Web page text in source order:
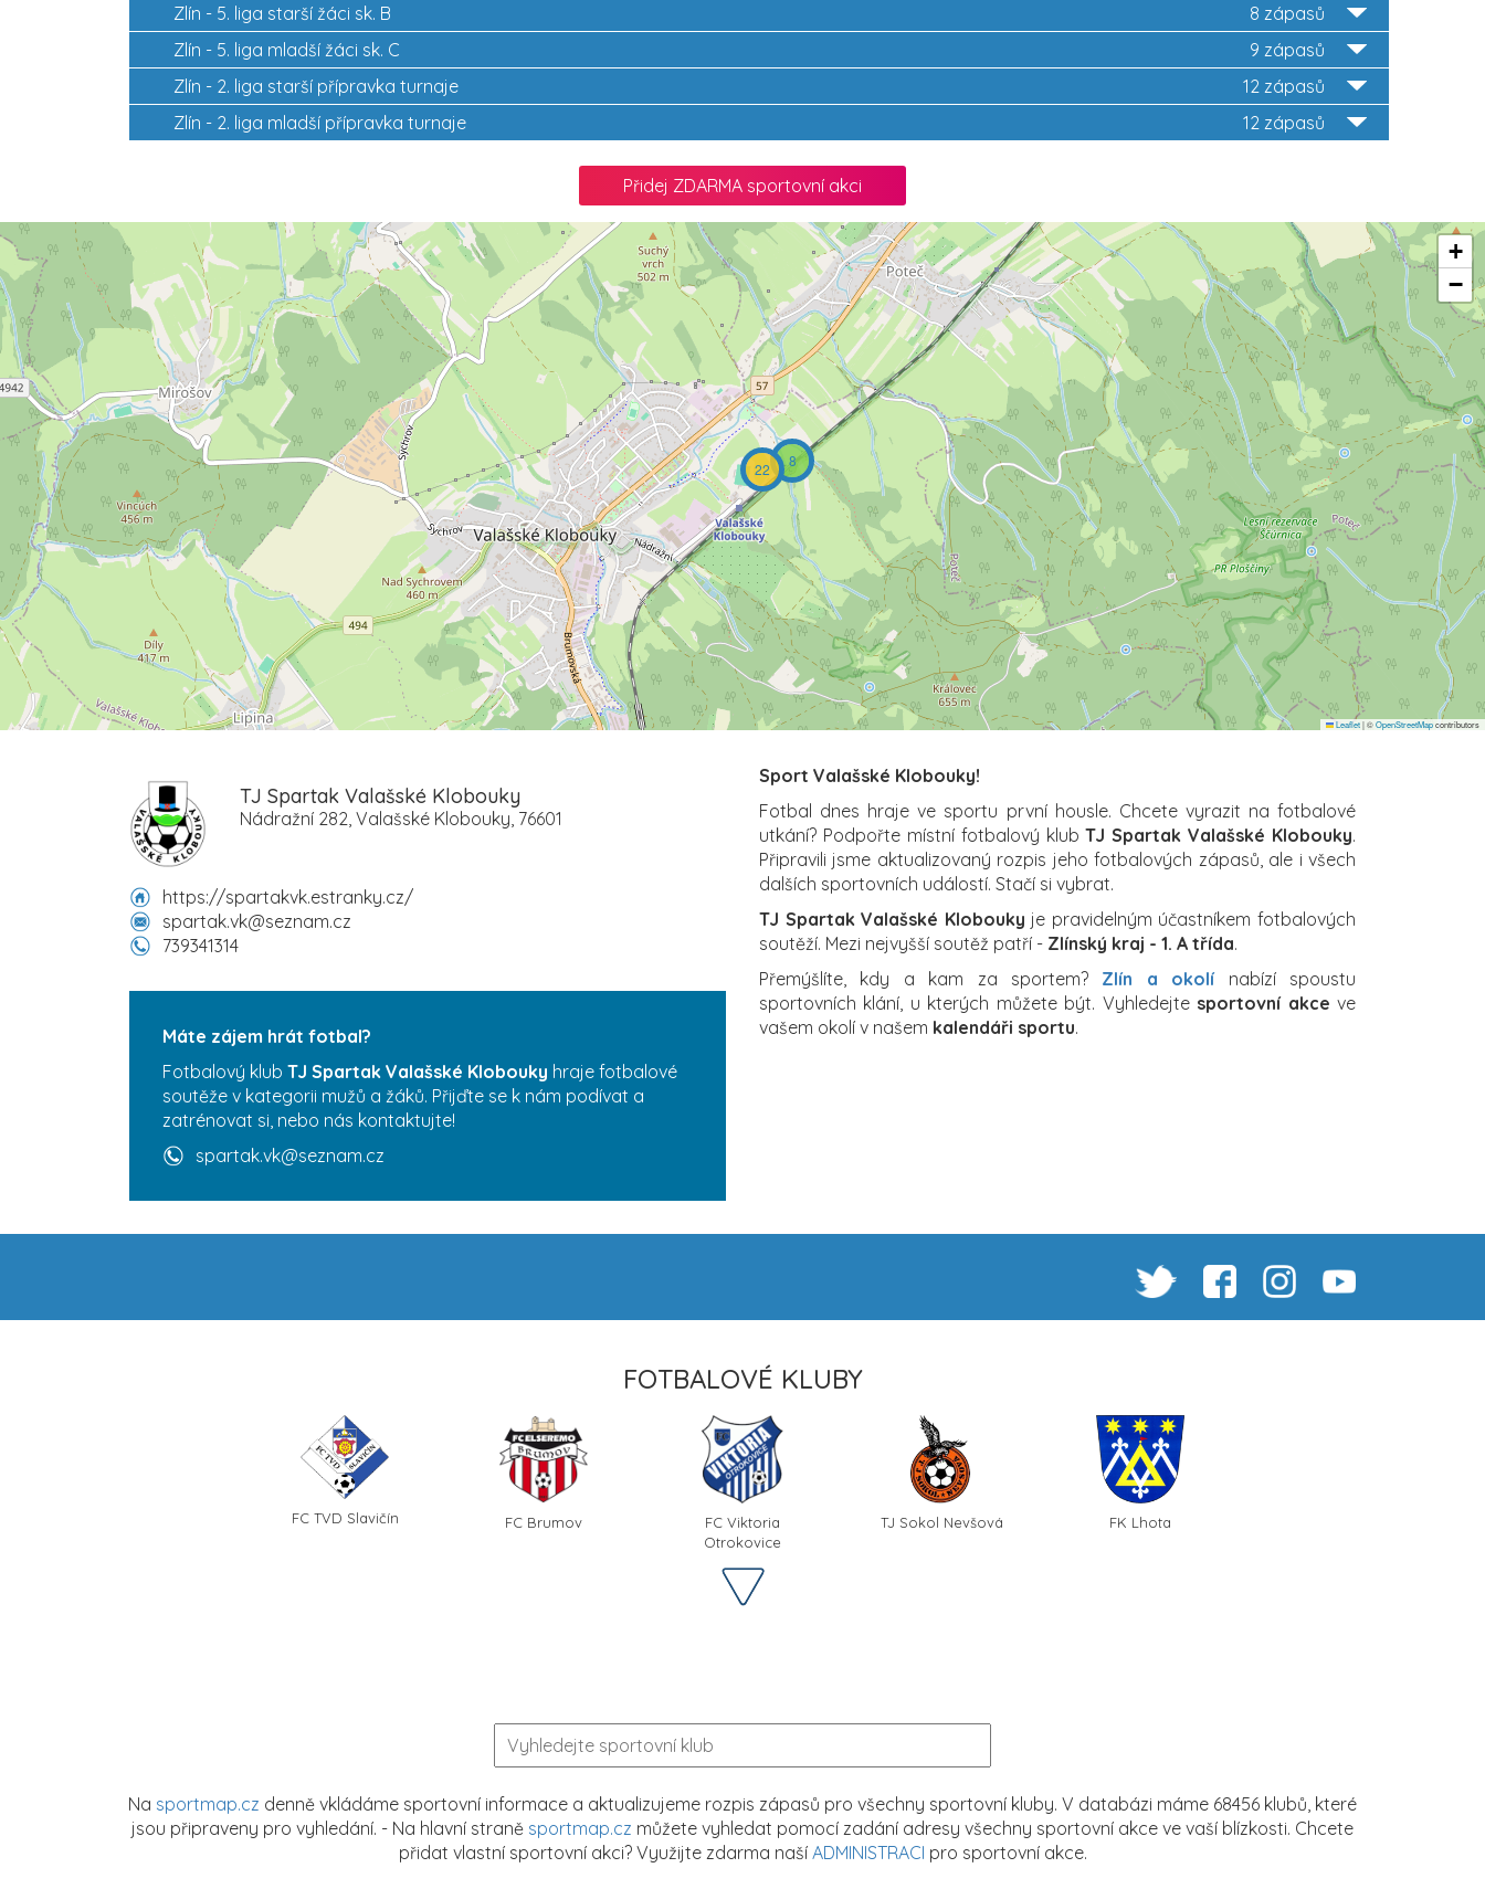
8 zápasů
Zlín - 5. liga starší žáci sk. B
9 zápasů
Zlín - 5. liga mladší žáci sk. C
12 zápasů
Zlín - 2. liga starší přípravka turnaje
12 zápasů
Zlín - 2. liga mladší přípravka turnaje
Přidej ZDARMA sportovní akci
8
22
+
−
Leaflet|©OpenStreetMapcontributors
TJ Spartak Valašské Klobouky
Nádražní 282, Valašské Klobouky, 76601
https://spartakvk.estranky.cz/
spartak.vk@seznam.cz
739341314
Máte zájem hrát fotbal?
Fotbalový klub TJ Spartak Valašské Klobouky hraje fotbalové
soutěže v kategorii mužů a žáků. Přijďte se k nám podívat a
zatrénovat si, nebo nás kontaktujte!
spartak.vk@seznam.cz
Sport Valašské Klobouky!
Fotbal dnes hraje ve sportu první housle. Chcete vyrazit na fotbalové
utkání? Podpořte místní fotbalový klubTJ Spartak Valašské Klobouky.
Připravili jsme aktualizovaný rozpis jeho fotbalových zápasů, ale i všech
dalších sportovních událostí. Stačí si vybrat.
TJ Spartak Valašské Klobouky je pravidelným účastníkem fotbalových
soutěží. Mezi nejvyšší soutěž patří - Zlínský kraj - 1. A třída.
Přemýšlíte, kdy a kam za sportem? Zlín a okolínabízí spoustu
sportovních klání, u kterých můžete být. Vyhledejte sportovní akce ve
vašem okolí v našem kalendáři sportu.
FOTBALOVÉ KLUBY
FC TVD Slavičín FC Brumov
FC Viktoria
Otrokovice
TJ Sokol Nevšová FK Lhota
Na sportmap.cz denně vkládáme sportovní informace a aktualizujeme rozpis zápasů pro všechny sportovní kluby. V databázi máme 68456 klubů, které
jsou připraveny pro vyhledání. - Na hlavní straně sportmap.cz můžete vyhledat pomocí zadání adresy všechny sportovní akce ve vaší blízkosti. Chcete
přidat vlastní sportovní akci? Využijte zdarma naší ADMINISTRACI pro sportovní akce.